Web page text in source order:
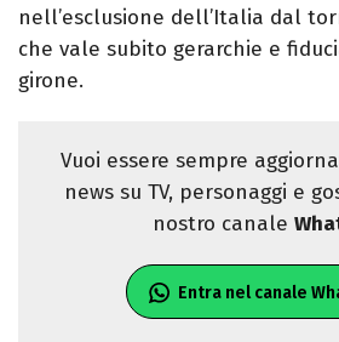
nell’esclusione dell’Italia dal
che vale subito gerarchie e
girone.
Vuoi essere sempre
news su TV, personaggi e
nostro canale
Entra nel canale